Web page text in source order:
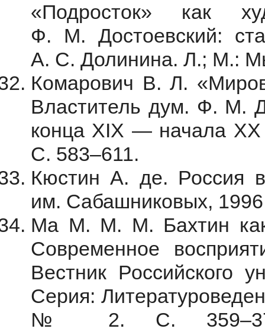
«Подросток» как
Ф. М. Достоевский:
А. С. Долинина. Л.; М.:
Комарович В. Л.
Властитель дум. Ф. М.
конца XIX — начала
С. 583–611.
Кюстин А. де. Россия
им. Сабашниковых,
Ма М. М. М. Бахтин как
Современное
Вестник Российского
Серия:
№ 2. С. 359–370